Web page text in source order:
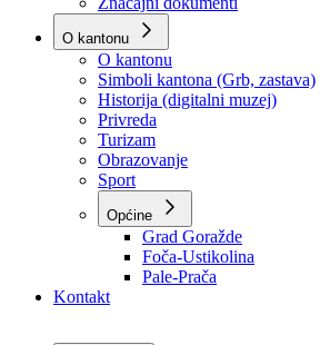
Strategije
Planovi
Značajni dokumenti
O kantonu
O kantonu
Simboli kantona (Grb, zastava)
Historija (digitalni muzej)
Privreda
Turizam
Obrazovanje
Sport
Općine